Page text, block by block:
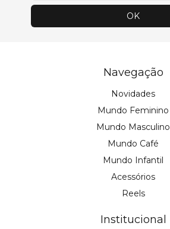
Navegação
Novidades
Mundo Feminino
Mundo Masculino
Mundo Café
Mundo Infantil
Acessórios
Reels
Institucional